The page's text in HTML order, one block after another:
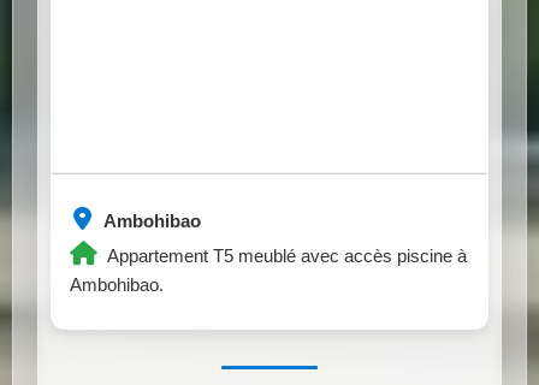
Ambohibao
Appartement T5 meublé avec accès piscine à
Ambohibao.